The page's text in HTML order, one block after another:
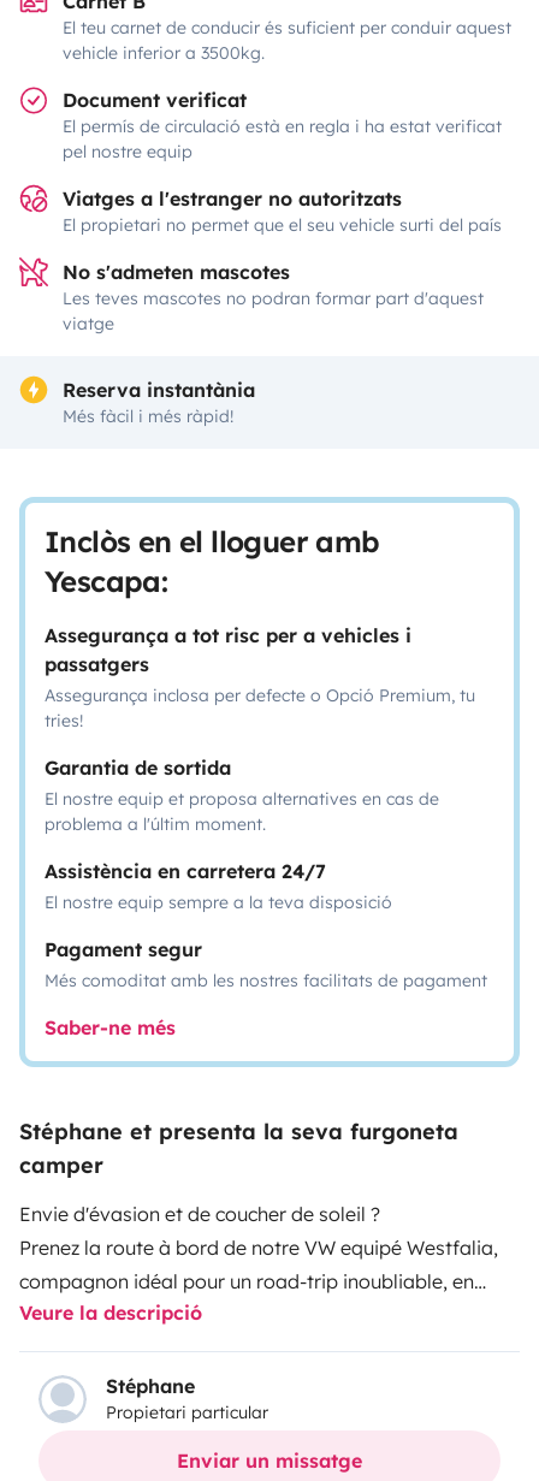
El teu carnet de conducir és suficient per conduir aquest
vehicle inferior a 3500kg.
Document verificat
El permís de circulació està en regla i ha estat verificat
pel nostre equip
Viatges a l'estranger no autoritzats
El propietari no permet que el seu vehicle surti del país
No s'admeten mascotes
Les teves mascotes no podran formar part d'aquest
viatge
Reserva instantània
Més fàcil i més ràpid!
Inclòs en el lloguer amb
Yescapa:
Assegurança a tot risc per a vehicles i
passatgers
Assegurança inclosa per defecte o Opció Premium, tu
tries!
Garantia de sortida
El nostre equip et proposa alternatives en cas de
problema a l'últim moment.
Assistència en carretera 24/7
El nostre equip sempre a la teva disposició
Pagament segur
Més comoditat amb les nostres facilitats de pagament
Saber-ne més
Stéphane et presenta la seva furgoneta
camper
Envie d'évasion et de coucher de soleil ?
Prenez la route à bord de notre VW equipé Westfalia,
compagnon idéal pour un road-trip inoubliable, en
bord de mer ou à la montagne...
Veure la descripció
Stéphane
Propietari particular
Enviar un missatge